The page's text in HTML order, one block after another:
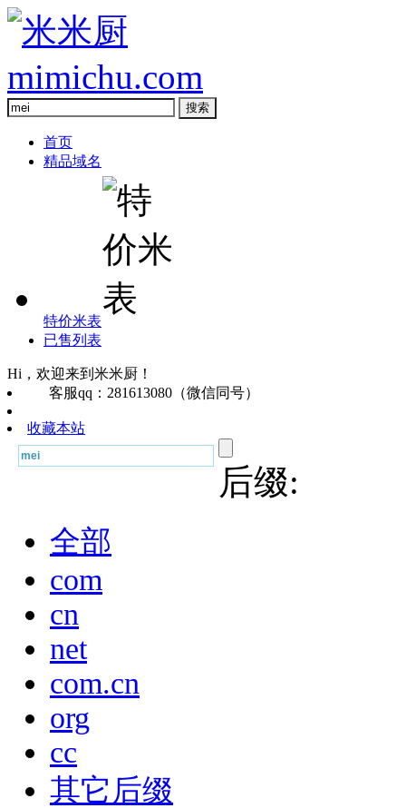
首页
精品域名
特价米表
已售列表
Hi，欢迎来到米米厨！
客服qq：281613080（微信同号）
收藏本站
后缀:
全部
com
cn
net
com.cn
org
cc
其它后缀